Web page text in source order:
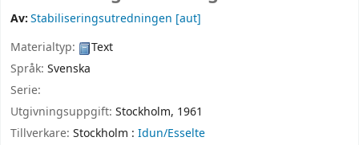
Av:Stabiliseringsutredningen [aut]
Materialtyp:
Text
Språk: Svenska
Serie:
Utgivningsuppgift: Stockholm, 1961
Tillverkare: Stockholm : Idun/Esselte